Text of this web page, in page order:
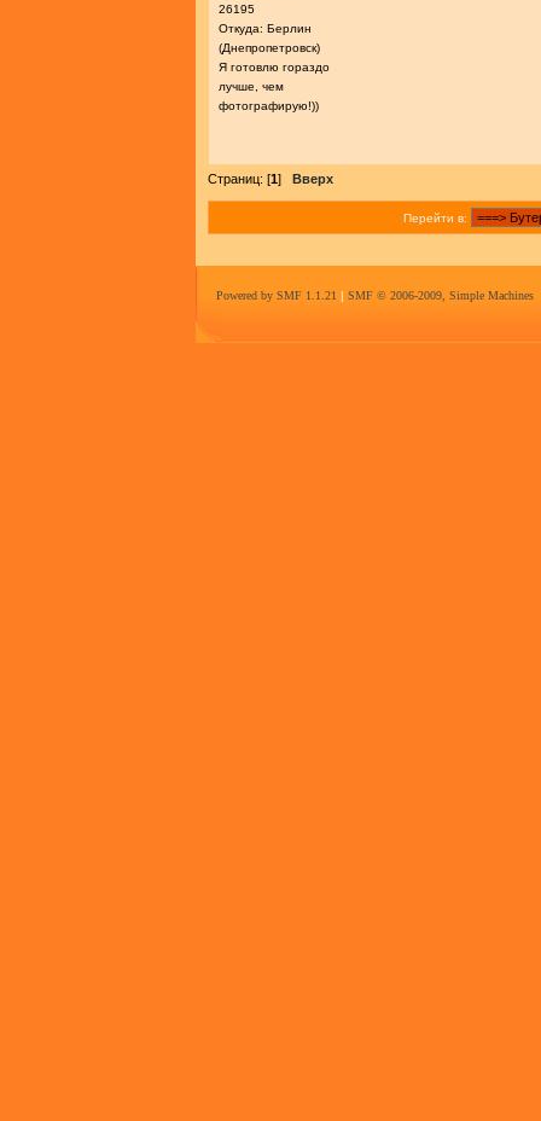
26195
Откуда: Берлин
(Днепропетровск)
Я готовлю гораздо
лучше, чем
фотографирую!))
Страниц: [1] Вверх
Перейти в:
Powered by SMF 1.1.21 | SMF © 2006-2009, Simple Machines